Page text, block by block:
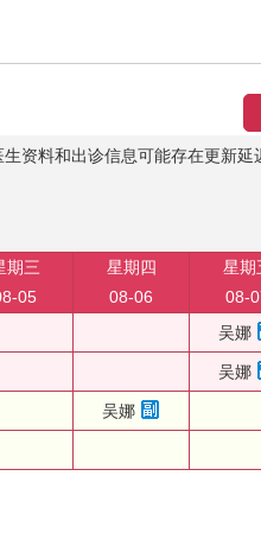
生资料和出诊信息可能存在更新
期三
05
星期四
08-06
星期
08-
吴娜
吴娜
吴娜